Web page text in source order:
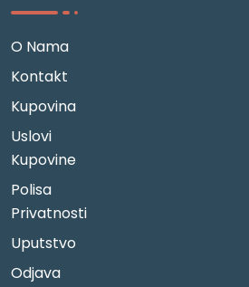
O Nama
Kontakt
Kupovina
Uslovi
Kupovine
Polisa
Privatnosti
Uputstvo
Odjava